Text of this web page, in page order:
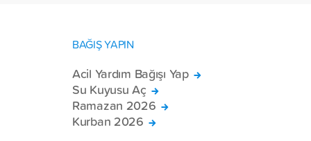
BAĞIŞ YAPIN
Acil Yardım Bağışı Yap
Su Kuyusu Aç
Ramazan 2026
Kurban 2026